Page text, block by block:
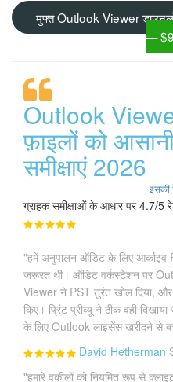
मुफ्त Outlook Viewer
—
Outlook
फ़ाइलों को
समीक्षाएं 2026
इसकी
ग्राहक समीक्षाओं के आधार पर 4.7/5
"हमें अनुपालन ऑडिट के लिए आर्काइव
जरूरत थी। ऑडिट वर्कस्टेशन पर
Viewer ने PST तुरंत खोल दिया,
किए। प्रिंट प्रीव्यू ने ठीक वही
के लिए Outlook लाइसेंस खरीदने से
David Hetherman
"हमारे वकीलों को नियमित रूप से